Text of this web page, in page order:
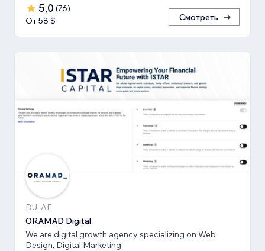
5,0 (76)
От 58 $
Смотреть
DU, AE
ORAMAD Digital
We are digital growth agency specializing on Web
Design, Digital Marketing